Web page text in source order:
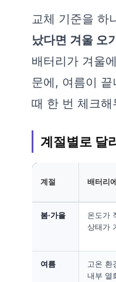
교체 기준을 하
났다면 겨울 오
배터리가 겨울
문에, 여름이
때 한 번 체크
계절별로 달
계절 배터리
봄·가을
온도가
상태가
여름
고온 환
내부 열